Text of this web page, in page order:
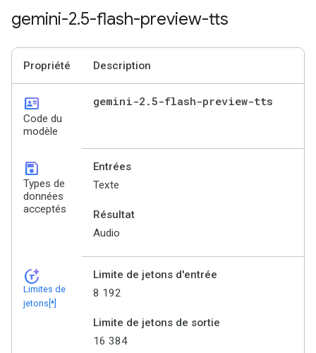
gemini-2.5-flash-preview-tts
Propriété Description
id_card
Code du
modèle
gemini-2 .5-flash-preview-tts
save
Types de
données
acceptés
Entrées
Texte
Résultat
Audio
token_auto
Limites de
jetons[*]
Limite de jetons d'entrée
8 192
Limite de jetons de sortie
16 384